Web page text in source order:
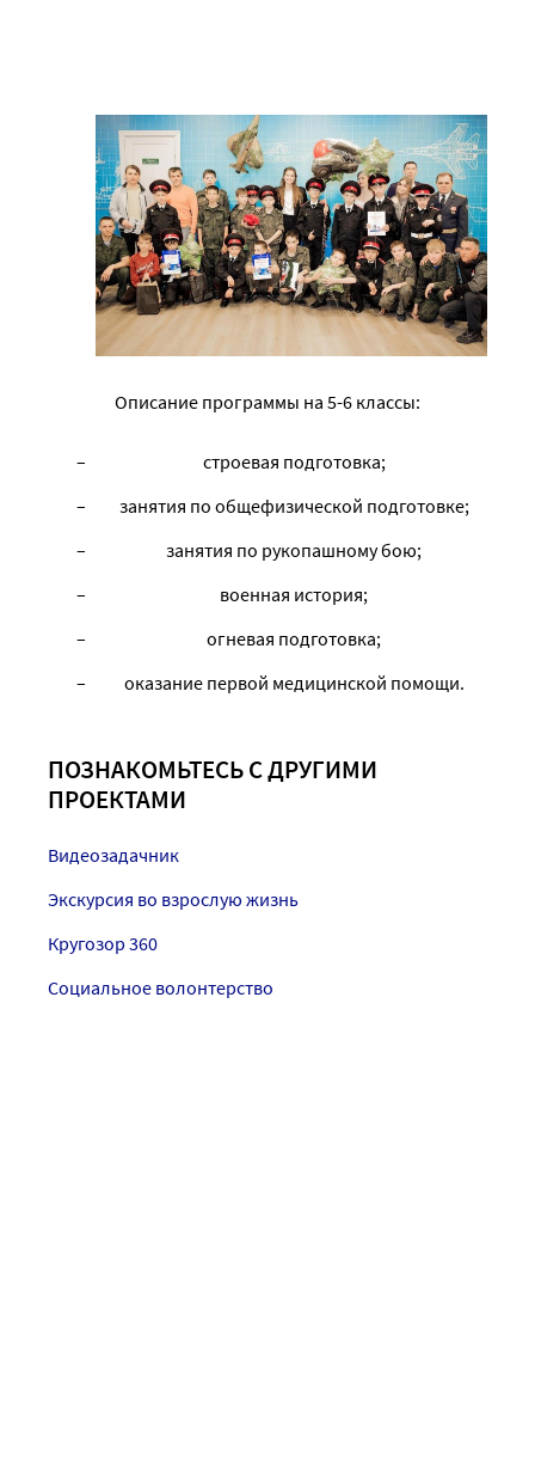
Описание программы на 5-6 классы:
строевая подготовка;
занятия по общефизической подготовке;
занятия по рукопашному бою;
военная история;
огневая подготовка;
оказание первой медицинской помощи.
ПОЗНАКОМЬТЕСЬ С ДРУГИМИ
ПРОЕКТАМИ
Видеозадачник
Экскурсия во взрослую жизнь
Кругозор 360
Социальное волонтерство